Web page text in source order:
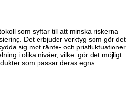
som syftar till att minska riskerna
Det erbjuder verktyg som gör det
sig mot ränte- och prisfluktuationer.
i olika nivåer, vilket gör det möjligt
som passar deras egna